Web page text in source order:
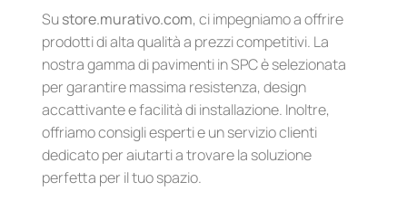
Sustore.murativo.com, ci impegniamo a offrire
prodotti di alta qualità a prezzi competitivi. La
nostra gamma di pavimenti in SPC è selezionata
per garantire massima resistenza, design
accattivante e facilità di installazione. Inoltre,
offriamo consigli esperti e un servizio clienti
dedicato per aiutarti a trovare la soluzione
perfetta per il tuo spazio.